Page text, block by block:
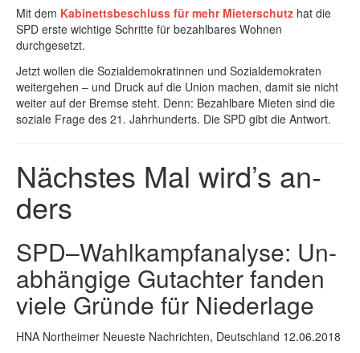
Mit dem Kabinettsbeschluss für mehr Mieterschutz hat die
SPD erste wichtige Schritte für bezahlbares Wohnen
durchgesetzt.
Jetzt wollen die Sozialdemokratinnen und Sozialdemokraten
weitergehen – und Druck auf die Union machen, damit sie nicht
weiter auf der Bremse steht. Denn: Bezahlbare Mieten sind die
soziale Frage des 21. Jahrhunderts. Die SPD gibt die Antwort.
Nächs­tes Mal wird’s an­
ders
SPD–Wahl­kampfana­ly­se: Un­
ab­hän­gi­ge Gut­ach­ter fan­den
vie­le Grün­de für Nie­der­la­ge
HNA Northeimer Neueste Nachrichten, Deutschland 12.06.2018